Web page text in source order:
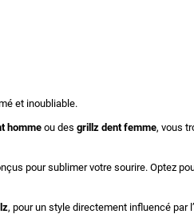
et inoubliable.
hommeou des grillz dent femme, vous
pour sublimer votre sourire. Optez
, pour un style directement influencé par